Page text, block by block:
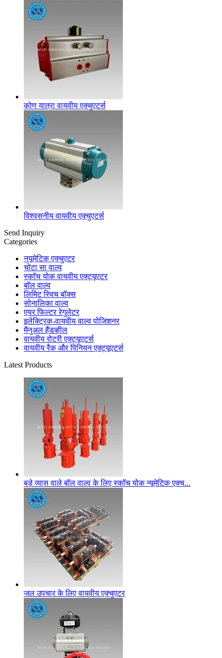
कोण यात्रा वायवीय एक्चुएटर्स
विश्वसनीय वायवीय एक्चुएटर्स
Send Inquiry
Categories
नयूमेटिक एक्चुएटर
चोटा सा वाल्व
स्कॉच योक वायवीय एक्ट्यूएटर
बॉल वाल्व
लिमिट स्विच बॉक्स
सोनालिका वाल्व
एयर फिल्टर रेगुलेटर
इलेक्ट्रिक-वायवीय वाल्व पोजिशनर
मैनुअल हैंडव्हील
वायवीय रोटरी एक्ट्यूएटर्स
वायवीय रैक और पिनियन एक्ट्यूएटर्स
Latest Products
बड़े व्यास वाले बॉल वाल्व के लिए स्कॉच योक न्यूमेटिक एक्च...
जल उपचार के लिए वायवीय एक्चुएटर